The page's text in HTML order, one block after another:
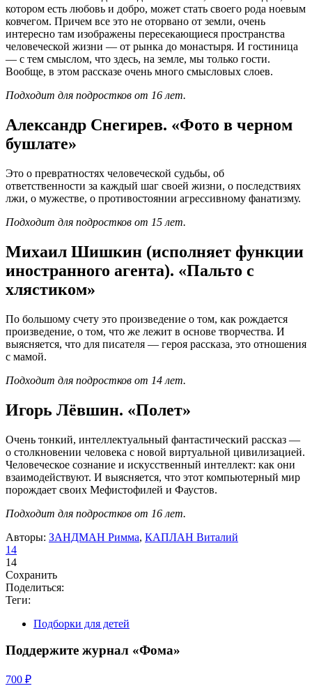
котором есть любовь и добро, может стать своего рода ноевым
ковчегом. Причем все это не оторвано от земли, очень
интересно там изображены пересекающиеся пространства
человеческой жизни — от рынка до монастыря. И гостиница
— с тем смыслом, что здесь, на земле, мы только гости.
Вообще, в этом рассказе очень много смысловых слоев.
Подходит для подростков от 16 лет.
Александр Снегирев. «Фото в черном
бушлате»
Это о превратностях человеческой судьбы, об
ответственности за каждый шаг своей жизни, о последствиях
лжи, о мужестве, о противостоянии агрессивному фанатизму.
Подходит для подростков от 15 лет.
Михаил Шишкин (исполняет функции
иностранного агента). «Пальто с
хлястиком»
По большому счету это произведение о том, как рождается
произведение, о том, что же лежит в основе творчества. И
выясняется, что для писателя — героя рассказа, это отношения
с мамой.
Подходит для подростков от 14 лет.
Игорь Лёвшин. «Полет»
Очень тонкий, интеллектуальный фантастический рассказ —
о столкновении человека с новой виртуальной цивилизацией.
Человеческое сознание и искусственный интеллект: как они
взаимодействуют. И выясняется, что этот компьютерный мир
порождает своих Мефистофилей и Фаустов.
Подходит для подростков от 16 лет.
Авторы: ЗАНДМАН Римма, КАПЛАН Виталий
14
14
Сохранить
Поделиться:
Теги:
Подборки для детей
Поддержите журнал «Фома»
700 ₽